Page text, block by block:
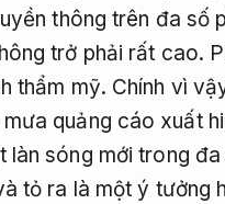
thông trên đa số
trở phải rất cao.
thẩm mỹ. Chính vì
quảng cáo xuất
làn sóng mới trong
tỏ ra là một ý tưởng